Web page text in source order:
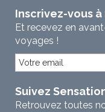
Inscrivez-vous
Et recevez en
voyages !
Suivez
Retrouvez toutes